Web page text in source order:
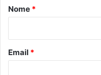
o
Nome *
Email *